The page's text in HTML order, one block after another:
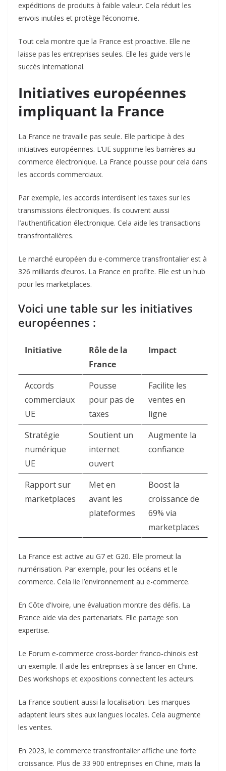
expéditions de produits à faible valeur. Cela réduit les
envois inutiles et protège l’économie.
Tout cela montre que la France est proactive. Elle ne
laisse pas les entreprises seules. Elle les guide vers le
succès international.
Initiatives européennes
impliquant la France
La France ne travaille pas seule. Elle participe à des
initiatives européennes. L’UE supprime les barrières au
commerce électronique. La France pousse pour cela dans
les accords commerciaux.
Par exemple, les accords interdisent les taxes sur les
transmissions électroniques. Ils couvrent aussi
l’authentification électronique. Cela aide les transactions
transfrontalières.
Le marché européen du e-commerce transfrontalier est à
326 milliards d’euros. La France en profite. Elle est un hub
pour les marketplaces.
Voici une table sur les initiatives
européennes :
Initiative
Rôle de la
France
Impact
Accords
commerciaux
UE
Pousse
pour pas de
taxes
Facilite les
ventes en
ligne
Stratégie
numérique
UE
Soutient un
internet
ouvert
Augmente la
confiance
Rapport sur
marketplaces
Met en
avant les
plateformes
Boost la
croissance de
69% via
marketplaces
La France est active au G7 et G20. Elle promeut la
numérisation. Par exemple, pour les océans et le
commerce. Cela lie l’environnement au e-commerce.
En Côte d’Ivoire, une évaluation montre des défis. La
France aide via des partenariats. Elle partage son
expertise.
Le Forum e-commerce cross-border franco-chinois est
un exemple. Il aide les entreprises à se lancer en Chine.
Des workshops et expositions connectent les acteurs.
La France soutient aussi la localisation. Les marques
adaptent leurs sites aux langues locales. Cela augmente
les ventes.
En 2023, le commerce transfrontalier affiche une forte
croissance. Plus de 33 900 entreprises en Chine, mais la